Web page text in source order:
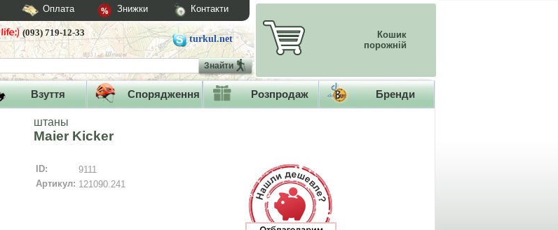
Оплата Знижки Контакти
(093) 719-12-33
turkul.net
Знайти
Кошик
порожній
Взуття Спорядження Розпродаж Бренди
штаны
Maier Kicker
ID:
9111
Артикул: 121090.241